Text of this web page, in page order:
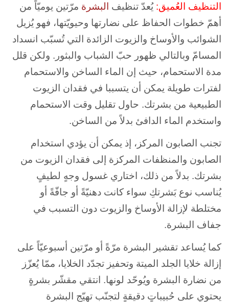
التنظيف العُميق: يُعدّ تنظيف البشرة مرّتين يوميّاً من
أهمّ خطوات الحفاظ على نضارتها وحيويّتها، فهو يُزيل
الشوائب والأوساخ والزيوت الزائدة التي تُسبّب انسداد
المسامّ وبالتالي ظهور حبّ الشباب والبثور. ولكن قلل
مدة الاستحمام، حيث إن الماء الساخن والاستحمام
لفترات طويلة يمكن أن يتسببا في فقدان الزيوت
الطبيعية من بشرتك. حاول تقليل وقت الاستحمام
واستخدم الماء الدافئ بدلاً من الساخن.
تجنب الصابون المركز، إذ يمكن أن يؤدي استخدام
الصابون والمنظفات المركزة إلى فقدان الزيوت من
بشرتك. بدلاً من ذلك، اختاري غسول وجهٍ لطيفٍ
يُناسب نوع بَشرتكِ سواء كانت دهنيّةً أو جافّةً أو
مختلطة لإزالة الأوساخ والزيوت دون التسبب في
جفاف البشرة.
كما يُساعد تقشير البشرة مرّةً أو مرّتين أسبوعيّاً على
إزالة خلايا الجلد الميتة وتحفيز تجدّد الخلايا، ممّا يُعزّز
من نضارة البشرة ويُوحّد لونها. انتقي مقشّر بشرةٍ
يحتوي على حُبيباتٍ دقيقةٍ لتجنّب تهيّج البشرة